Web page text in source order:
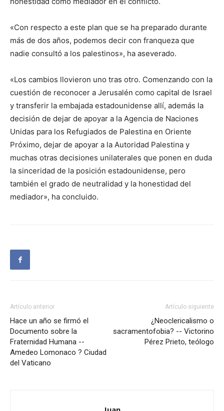
«Con respecto a este plan que se ha preparado durante
más de dos años, podemos decir con franqueza que
nadie consultó a los palestinos», ha aseverado.
«Los cambios llovieron uno tras otro. Comenzando con la
cuestión de reconocer a Jerusalén como capital de Israel
y transferir la embajada estadounidense allí, además la
decisión de dejar de apoyar a la Agencia de Naciones
Unidas para los Refugiados de Palestina en Oriente
Próximo, dejar de apoyar a la Autoridad Palestina y
muchas otras decisiones unilaterales que ponen en duda
la sinceridad de la posición estadounidense, pero
también el grado de neutralidad y la honestidad del
mediador», ha concluido.
Artículo anterior
Hace un año se firmó el
Documento sobre la
Fraternidad Humana --
Amedeo Lomonaco ? Ciudad
del Vaticano
Artículo siguiente
¿Neoclericalismo o
sacramentofobia? -- Victorino
Pérez Prieto, teólogo